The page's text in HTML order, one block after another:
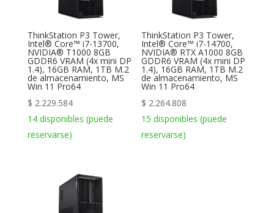
ThinkStation P3 Tower,
Intel® Core™ i7-13700,
NVIDIA® T1000 8GB
GDDR6 VRAM (4x mini DP
1.4), 16GB RAM, 1TB M.2
de almacenamiento, MS
Win 11 Pro64
$ 2.229.584
14 disponibles (puede
reservarse)
ThinkStation P3 Tower,
Intel® Core™ i7-14700,
NVIDIA® RTX A1000 8GB
GDDR6 VRAM (4x mini DP
1.4), 16GB RAM, 1TB M.2
de almacenamiento, MS
Win 11 Pro64
$ 2.264.808
15 disponibles (puede
reservarse)